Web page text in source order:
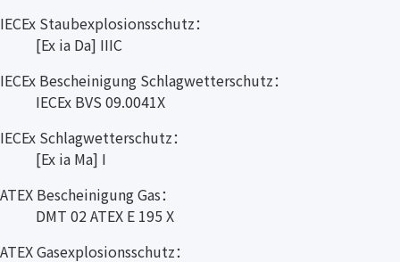
IECEx Staubexplosionsschutz：
[Ex ia Da] IIIC
IECEx Bescheinigung Schlagwetterschutz：
IECEx BVS 09.0041X
IECEx Schlagwetterschutz：
[Ex ia Ma] I
ATEX Bescheinigung Gas：
DMT 02 ATEX E 195 X
ATEX Gasexplosionsschutz：